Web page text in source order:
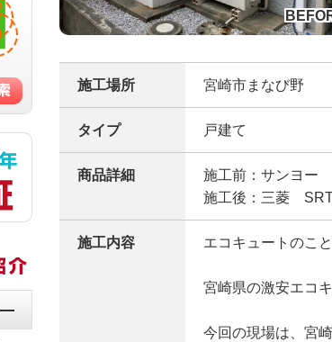
施工場所 宮崎市まなび野
タイプ 戸建て
商品詳細
施工前：サンヨー
施工後：三菱
施工内容 エコキュートのこ
宮崎県の激安エコ
今回の現場は、宮